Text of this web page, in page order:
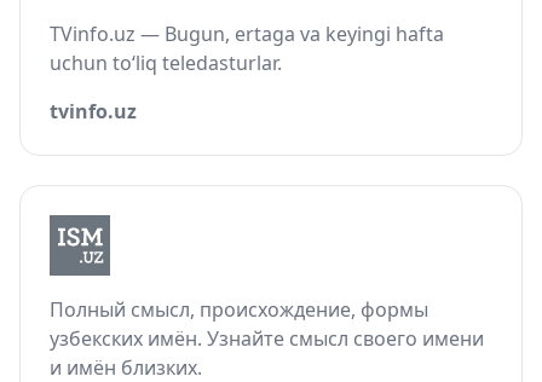
TVinfo.uz — Bugun, ertaga va keyingi hafta
uchun to‘liq teledasturlar.
tvinfo.uz
Полный смысл, происхождение, формы
узбекских имён. Узнайте смысл своего имени
и имён близких.